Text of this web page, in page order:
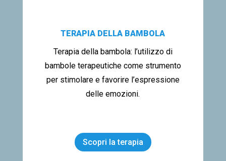
TERAPIA DELLA BAMBOLA
Terapia della bambola: l’utilizzo di
bambole terapeutiche come strumento
per stimolare e favorire l’espressione
delle emozioni.
Scopri la terapia